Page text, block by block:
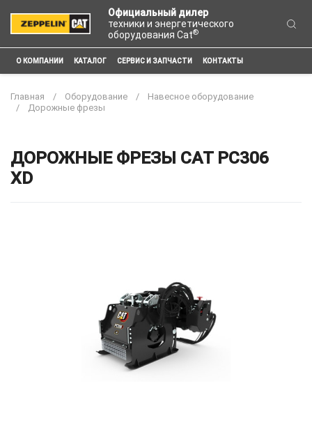
Официальный дилер
техники и энергетического
оборудования Cat®
О КОМПАНИИ КАТАЛОГ СЕРВИС И ЗАПЧАСТИ КОНТАКТЫ
Главная Оборудование
Навесное оборудование
Дорожные фрезы
ДОРОЖНЫЕ ФРЕЗЫ CAT PC306
XD